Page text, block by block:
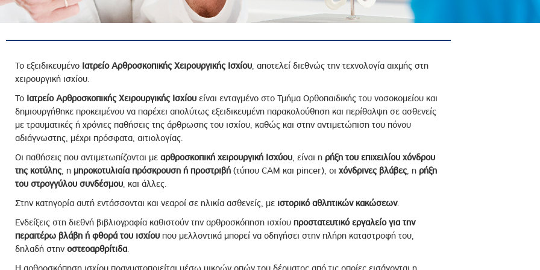
Στελεχών και Συνεργατών
- Υποψηφιοτήτων
Ελέγχου
Κανονισμός Λειτουργίας
2023
2024
Το εξειδικευμένο Ιατρείο Αρθροσκοπικής Χειρουργικής Ισχίου, αποτελεί διεθνώς την τεχνολογία αιχμής στη
χειρουργική ισχίου.
Το Ιατρείο Αρθροσκοπικής Χειρουργικής Ισχίουείναι ενταγμένο στο Τμήμα Ορθοπαιδικής του νοσοκομείου και
δημιουργήθηκε προκειμένου να παρέχει απολύτως εξειδικευμένη παρακολούθηση και περίθαλψη σε ασθενείς
με τραυματικές ή χρόνιες παθήσεις της άρθρωσης του ισχίου, καθώς και στην αντιμετώπιση του πόνου
αδιάγνωστης, μέχρι πρόσφατα, αιτιολογίας.
Οι παθήσεις που αντιμετωπίζονται με αρθροσκοπική χειρουργική Ισχύου, είναι η ρήξη του επιχειλίου χόνδρου
της κοτύλης, η μηροκοτυλιαία πρόσκρουση ή προστριβή(τύπου CAM και pincer), οι χόνδρινες βλάβες, η ρήξη
του στρογγύλου συνδέσμου, και άλλες.
Στην κατηγορία αυτή εντάσσονται και νεαροί σε ηλικία ασθενείς, με ιστορικό αθλητικών κακώσεων.
Ενδείξεις στη διεθνή βιβλιογραφία καθιστούν την αρθροσκόπηση ισχίου προστατευτικό εργαλείο για την
περαιτέρω βλάβη ή φθορά του ισχίουπου μελλοντικά μπορεί να οδηγήσει στην πλήρη καταστροφή του,
δηλαδή στην οστεοαρθρίτιδα.